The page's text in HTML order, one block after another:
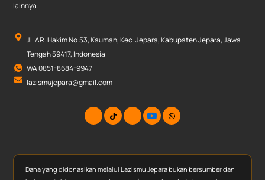
lainnya.
Jl. AR. Hakim No.53, Kauman, Kec. Jepara, Kabupaten Jepara, Jawa
Tengah 59417, Indonesia
WA 0851-8684-9947
lazismujepara@gmail.com
Dana yang didonasikan melalui Lazismu Jepara bukan bersumber dan